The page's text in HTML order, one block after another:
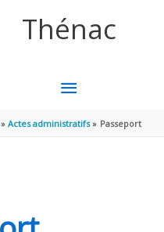
Thénac
MENU
PRINCIPAL
Actes administratifs Passeport